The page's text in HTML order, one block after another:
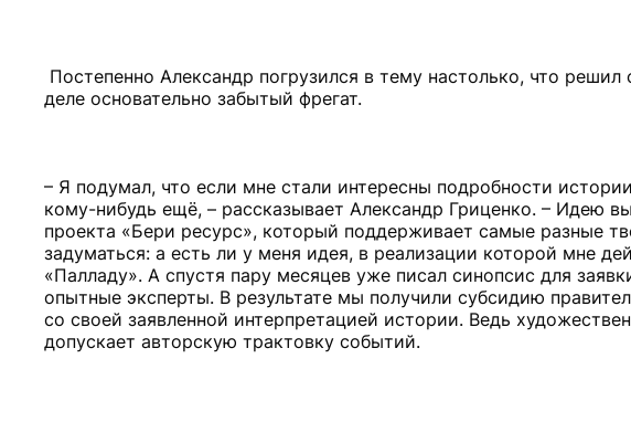
Постепенно Александр погрузился в тему настолько, что
деле основательно забытый фрегат.
– Я подумал, что если мне стали интересны подробности
кому-нибудь ещё, – рассказывает Александр Гриценко. – Идею
проекта «Бери ресурс», который поддерживает самые разные
задуматься: а есть ли у меня идея, в реализации которой мне
«Палладу». А спустя пару месяцев уже писал синопсис для
опытные эксперты. В результате мы получили субсидию
со своей заявленной интерпретацией истории. Ведь
допускает авторскую трактовку событий.